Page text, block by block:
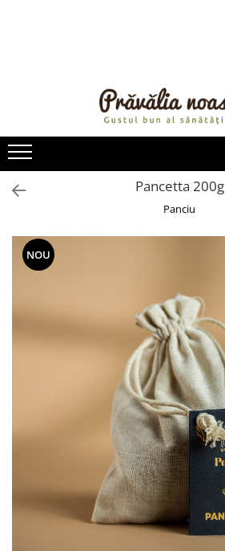
ULEIURI ȘI UNTURI
MĂSLINE
FRUCTE DESHIDRATATE
FRUCTE LA CONSERVĂ
OȚETURI ȘI SOSURI
BĂUTURI / LAPTE VEGETAL
CREME ȘI PASTE TARTINABILE
CIOCOLATĂ ȘI CACAO
SUPERALIMENTE
LACTATE
Pancetta 200g
Panciu
NOU